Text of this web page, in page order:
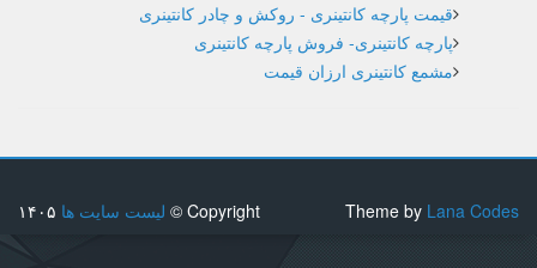
قیمت پارچه کانتینری - روکش و چادر کانتینری
پارچه کانتینری- فروش پارچه کانتینری
مشمع کانتینری ارزان قیمت
Copyright © لیست سایت ها Theme by Lana Codes